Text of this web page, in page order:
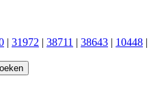
| 31972 | 38711 | 38643 | 10448 |